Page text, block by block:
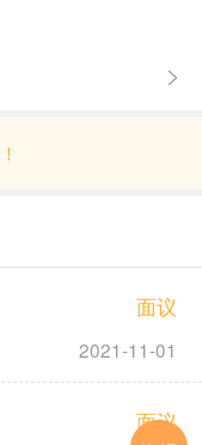
面议
2021-11-01
面议